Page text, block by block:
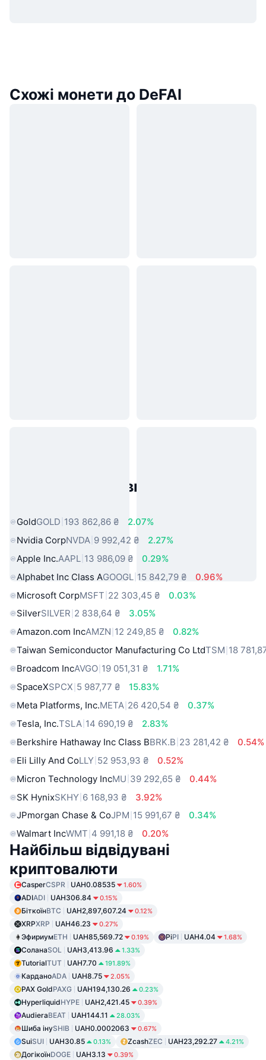
Схожі монети до DeFAI
Популярні активи реального
GoldGOLD 193 862,86 ₴
2.07%
Nvidia CorpNVDA 9 992,42 ₴
2.27%
Apple Inc.AAPL 13 986,09 ₴
0.29%
Alphabet Inc Class AGOOGL 15 842,79 ₴
0.96%
Microsoft CorpMSFT 22 303,45 ₴
0.03%
SilverSILVER 2 838,64 ₴
3.05%
Amazon.com IncAMZN 12 249,85 ₴
0.82%
Taiwan Semiconductor Manufacturing Co LtdTSM 18
Broadcom IncAVGO 19 051,31 ₴
1.71%
SpaceXSPCX 5 987,77 ₴
15.83%
Meta Platforms, Inc.META 26 420,54 ₴
0.37%
Tesla, Inc.TSLA 14 690,19 ₴
2.83%
Berkshire Hathaway Inc Class BBRK.B 23 281,42 ₴
0.54%
Eli Lilly And CoLLY 52 953,93 ₴
0.52%
Micron Technology IncMU 39 292,65 ₴
0.44%
SK HynixSKHY 6 168,93 ₴
3.92%
JPmorgan Chase & CoJPM 15 991,67 ₴
0.34%
Walmart IncWMT 4 991,18 ₴ 0.20%
Найбільш відвідувані
криптовалюти
CasperCSPR UAH0.08535 1.60%
ADIADI UAH306.84 0.15%
БіткоїнBTC UAH2,897,607.24 0.12%
XRPXRP UAH46.23 0.27%
ЭфириумETH UAH85,569.72 0.19% PiPI UAH4.04 1.68%
СоланаSOL UAH3,413.96 1.33%
TutorialTUT UAH7.70 191.89%
КарданоADA UAH8.75 2.05%
PAX GoldPAXG UAH194,130.26 0.23%
HyperliquidHYPE UAH2,421.45 0.39%
AudieraBEAT UAH144.11 28.03%
Шиба інуSHIB UAH0.0002063 0.67%
SuiSUI UAH30.85 0.13% ZcashZEC UAH23,292.27 4.21%
ДогікоїнDOGE UAH3.13 0.39%